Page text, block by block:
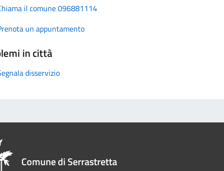
il comune 096881114
un appuntamento
in città
disservizio
Comune di Serrastretta